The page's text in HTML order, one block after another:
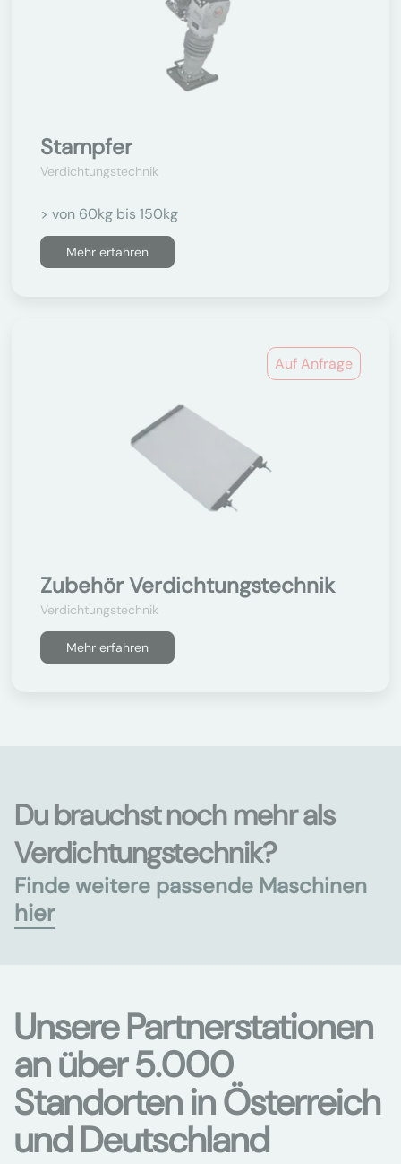
Stampfer
Verdichtungstechnik
> von 60kg bis 150kg
Mehr erfahren
Auf Anfrage
Zubehör Verdichtungstechnik
Verdichtungstechnik
Mehr erfahren
Du brauchst noch mehr als
Verdichtungstechnik?
Finde weitere passende Maschinen
hier
Unsere Partnerstationen
an über 5.000
Standorten in Österreich
und Deutschland